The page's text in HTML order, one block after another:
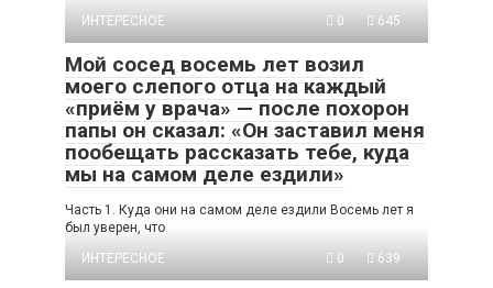
ИНТЕРЕСНОЕ
0 645
Мой сосед восемь лет возил
моего слепого отца на каждый
«приём у врача» — после похорон
папы он сказал: «Он заставил меня
пообещать рассказать тебе, куда
мы на самом деле ездили»
Часть 1. Куда они на самом деле ездили Восемь лет я
был уверен, что
ИНТЕРЕСНОЕ
0 639